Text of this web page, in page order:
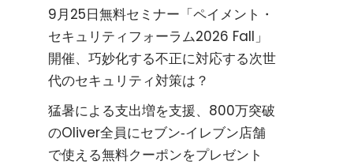
9月25日無料セミナー「ペイメント・
セキュリティフォーラム2026 Fall」
開催、巧妙化する不正に対応する次世
代のセキュリティ対策は？
猛暑による支出増を支援、800万突破
のOliver全員にセブン‐イレブン店舗
で使える無料クーポンをプレゼント